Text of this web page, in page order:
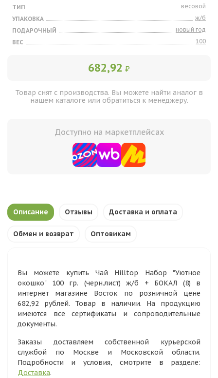
ТИП
весовой
УПАКОВКА
ж/б
ПОДАРОЧНЫЙ
новый год
ВЕС
100
682,92 ₽
Товар снят с производства. Вы можете найти аналог в
нашем каталоге или обратиться к менеджеру.
Доступно на маркетплейсах
Описание Отзывы Доставка и оплата
Обмен и возврат Оптовикам
Вы можете купить Чай Hilltop Набор "Уютное
окошко" 100 гр. (черн.лист) ж/б + БОКАЛ (8) в
интернет магазине Восток по розничной цене
682,92 рублей. Товар в наличии. На продукцию
имеются все сертификаты и сопроводительные
документы.
Заказы доставляем собственной курьерской
службой по Москве и Московской области.
Подробности и условия, смотрите в разделе:
Доставка.